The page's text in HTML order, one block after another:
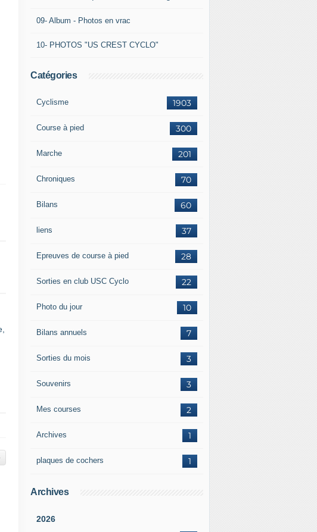
09- Album - Photos en vrac
10- PHOTOS "US CREST CYCLO"
Catégories
1903
Cyclisme
300
Course à pied
201
Marche
70
Chroniques
60
Bilans
37
liens
28
Epreuves de course à pied
22
Sorties en club USC Cyclo
10
Photo du jour
7
Bilans annuels
3
Sorties du mois
3
Souvenirs
2
Mes courses
1
Archives
1
plaques de cochers
Archives
2026